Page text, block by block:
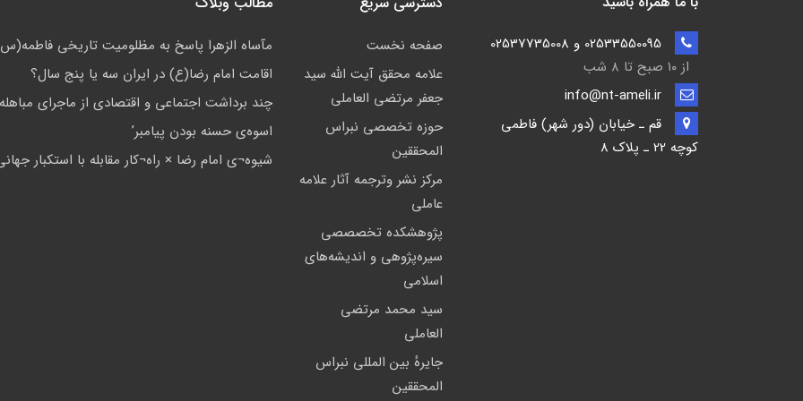
از ۱۰ صبح تا ۸ شب
قم ـ خيابان (دور شهر) فاطمي
كوچه 22 ـ پلاک 8
صفحه نخست
علامه محقق آیت الله سید
جعفر مرتضی العاملی
حوزه تخصصی نبراس
المحققین
مركز نشر وترجمه آثار علامه
عاملی
پژوهشكده تخصصصى
سیره‌پژوهی و اندیشه‌های
اسلامی
سید محمد مرتضی
العاملی
جايرهٔ بین المللی نبراس
المحققین
مآساه الزهرا پاسخ به مظلومیت تاریخی
اقامت امام رضا(ع) در ایران سه یا پنج سال؟
چند برداشت اجتماعی و اقتصادی از ماجرای مباهله
اسوه‌ى حسنه بودن پيامبر’
شيوه¬ى امام رضا × راه¬کار مقابله با استکبار